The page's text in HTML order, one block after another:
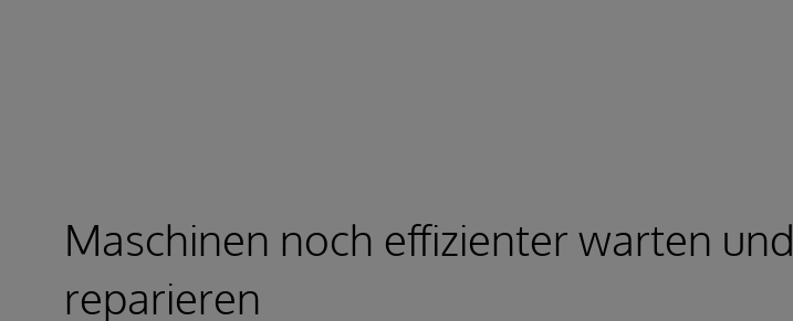
Maschinen noch effizienter warten und
reparieren